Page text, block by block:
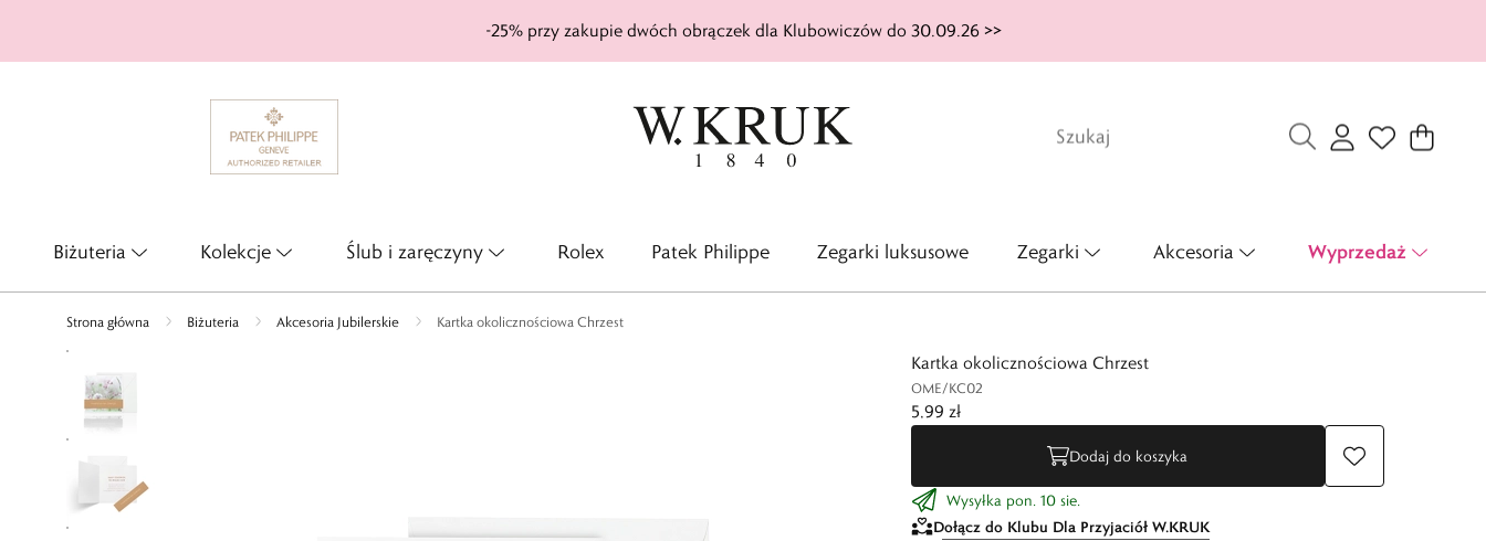
-25% przy zakupie dwóch obrączek dla Klubowiczów do 30.09.26 >>
Biżuteria Kolekcje Ślub i zaręczyny Rolex Patek Philippe Zegarki luksusowe Zegarki Akcesoria Wyprzedaż
Strona główna Biżuteria Akcesoria Jubilerskie Kartka okolicznościowa Chrzest
Kartka okolicznościowa Chrzest
OME/KC02
5,99 zł
Dodaj do koszyka
Wysyłka pon. 10 sie.
Dołącz do Klubu Dla Przyjaciół W.KRUK